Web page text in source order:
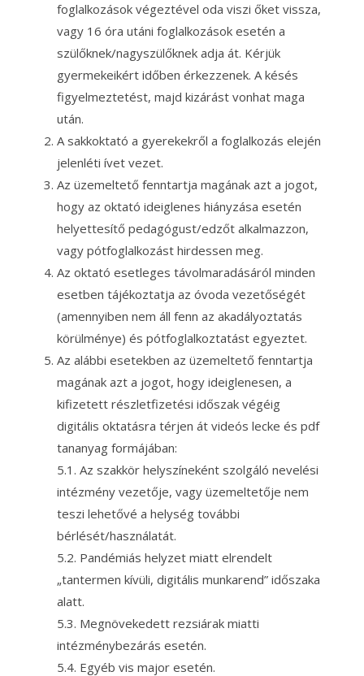
foglalkozások végeztével oda viszi őket vissza,
vagy 16 óra utáni foglalkozások esetén a
szülőknek/nagyszülőknek adja át. Kérjük
gyermekeikért időben érkezzenek. A késés
figyelmeztetést, majd kizárást vonhat maga
után.
A sakkoktató a gyerekekről a foglalkozás elején
jelenléti ívet vezet.
Az üzemeltető fenntartja magának azt a jogot,
hogy az oktató ideiglenes hiányzása esetén
helyettesítő pedagógust/edzőt alkalmazzon,
vagy pótfoglalkozást hirdessen meg.
Az oktató esetleges távolmaradásáról minden
esetben tájékoztatja az óvoda vezetőségét
(amennyiben nem áll fenn az akadályoztatás
körülménye) és pótfoglalkoztatást egyeztet.
Az alábbi esetekben az üzemeltető fenntartja
magának azt a jogot, hogy ideiglenesen, a
kifizetett részletfizetési időszak végéig
digitális oktatásra térjen át videós lecke és pdf
tananyag formájában:
5.1. Az szakkör helyszíneként szolgáló nevelési
intézmény vezetője, vagy üzemeltetője nem
teszi lehetővé a helység további
bérlését/használatát.
5.2. Pandémiás helyzet miatt elrendelt
„tantermen kívüli, digitális munkarend” időszaka
alatt.
5.3. Megnövekedett rezsiárak miatti
intézménybezárás esetén.
5.4. Egyéb vis major esetén.